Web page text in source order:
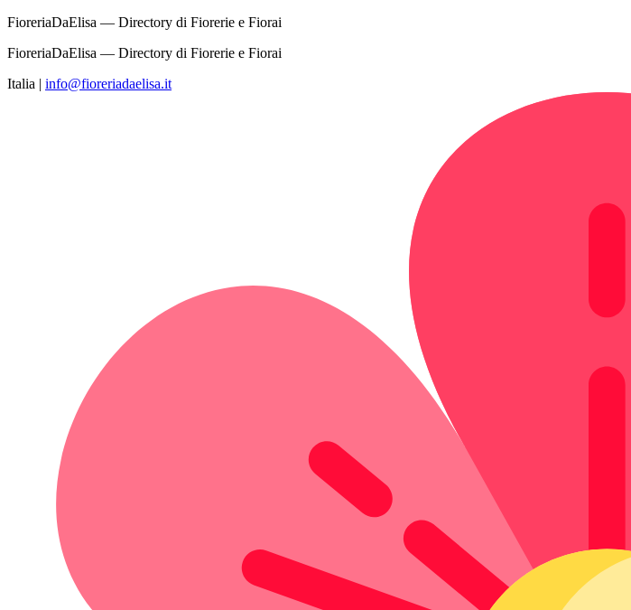
FioreriaDaElisa — Directory di Fiorerie e Fiorai
FioreriaDaElisa — Directory di Fiorerie e Fiorai
Italia | info@fioreriadaelisa.it